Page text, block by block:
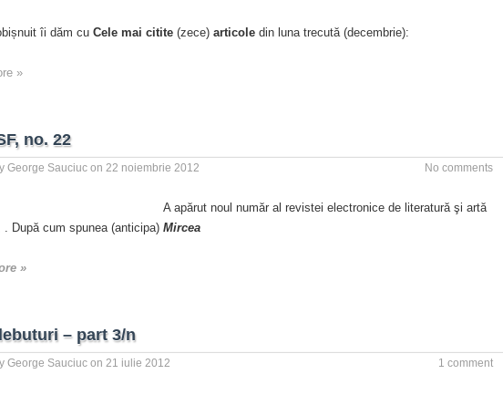
îi dăm cu Cele mai citite (zece) articole din luna trecută (decembrie):
»
no. 22
George Sauciuc on 22 noiembrie 2012 No comments
A apărut noul număr al revistei electronice de literatură şi artă
. După cum spunea (anticipa) Mircea
»
– part 3/n
George Sauciuc on 21 iulie 2012 1 comment